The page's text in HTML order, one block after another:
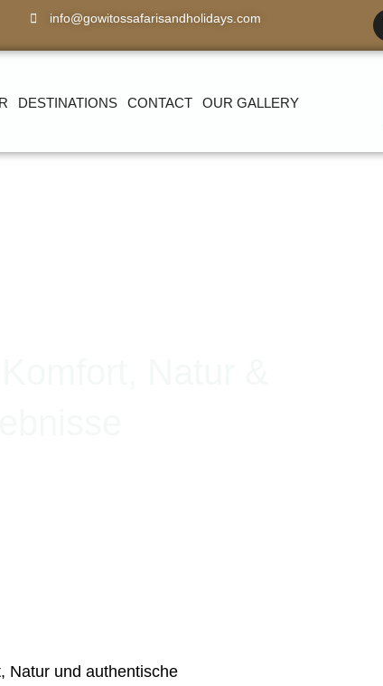
info@gowitossafarisandholidays.com
DESTINATIONS CONTACT OUR GALLERY
Natur und authentische